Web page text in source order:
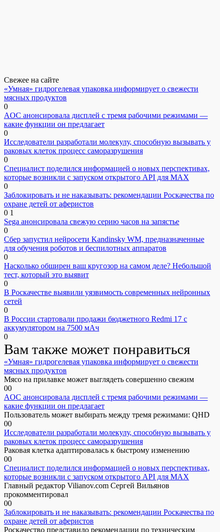
Свежее на сайте
«Умная» гидрогелевая упаковка информирует о свежести
мясных продуктов
0
AOC анонсировала дисплей с тремя рабочими режимами —
какие функции он предлагает
0
Исследователи разработали молекулу, способную вызывать у
раковых клеток процесс саморазрушения
0
Специалист поделился информацией о новых перспективах,
которые возникли с запуском открытого API для МАХ
0
Заблокировать и не наказывать: рекомендации Роскачества по
охране детей от аферистов
0 1
Sega анонсировала свежую серию часов на запястье
0
Сбер запустил нейросети Kandinsky WM, предназначенные
для обучения роботов и беспилотных аппаратов
0
Насколько обширен ваш кругозор на самом деле? Небольшой
тест, который это выявит
0
В Роскачестве выявили уязвимость современных нейронных
сетей
0
В России стартовали продажи бюджетного Redmi 17 с
аккумулятором на 7500 мАч
0
Вам также может понравиться
«Умная» гидрогелевая упаковка информирует о свежести
мясных продуктов
Мясо на прилавке может выглядеть совершенно свежим
00
AOC анонсировала дисплей с тремя рабочими режимами —
какие функции он предлагает
Пользователь может выбирать между тремя режимами: QHD
00
Исследователи разработали молекулу, способную вызывать у
раковых клеток процесс саморазрушения
Раковая клетка адаптировалась к быстрому изменению
00
Специалист поделился информацией о новых перспективах,
которые возникли с запуском открытого API для МАХ
Главный редактор Vilianov.com Сергей Вильянов
прокомментировал
00
Заблокировать и не наказывать: рекомендации Роскачества по
охране детей от аферистов
Роскачество представило рекомендации по техническим